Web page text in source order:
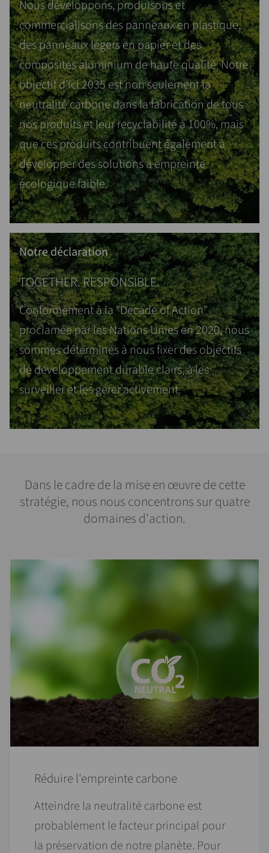
Nous développons, produisons et
commercialisons des panneaux en plastique,
des panneaux légers en papier et des
composites aluminium de haute qualité. Notre
objectif d’ici 2035 est non seulement la
neutralité carbone dans la fabrication de tous
nos produits et leur recyclabilité à 100%, mais
que ces produits contribuent également à
développer des solutions à empreinte
écologique faible.
Notre déclaration
TOGETHER. RESPONSIBLE.
Conformément à la "Decade of Action"
proclamée par les Nations Unies en 2020, nous
sommes déterminés à nous fixer des objectifs
de développement durable clairs, à les
surveiller et les gérer activement.
Dans le cadre de la mise en œuvre de cette
stratégie, nous nous concentrons sur quatre
domaines d'action.
Réduire l'empreinte carbone
Atteindre la neutralité carbone est
probablement le facteur principal pour
la préservation de notre planète. Pour